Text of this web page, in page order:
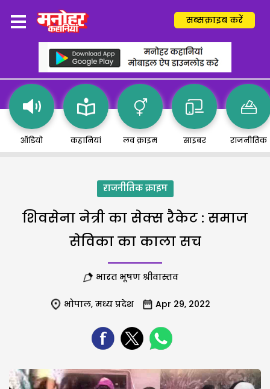
सब्सक्राइब करें
ऑडियो कहानियां लव क्राइम साइबर राजनीतिक
राजनीतिक क्राइम
शिवसेना नेत्री का सेक्स रैकेट : समाज
सेविका का काला सच
भारत भूषण श्रीवास्तव
भोपाल, मध्य प्रदेश Apr 29, 2022